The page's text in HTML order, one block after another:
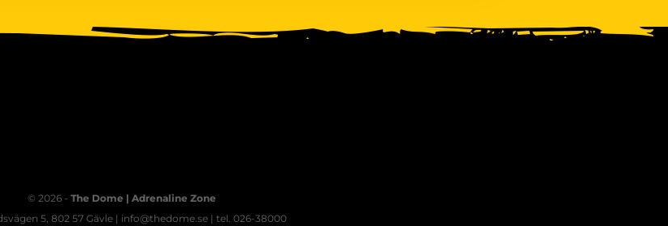
© 2026 - The Dome | Adrenaline Zone
5, 802 57 Gävle | info@thedome.se | tel. 026-38000